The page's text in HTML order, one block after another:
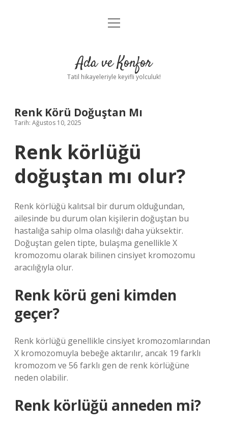
Anasayfa
Yasal Uyarı
menüyü
Ada ve Konfor
Tatil hikayeleriyle keyifli yolculuk!
Renk Körü Doğuştan Mı
Tarih: Ağustos 10, 2025
Renk körlüğü
doğuştan mı olur?
Renk körlüğü kalıtsal bir durum olduğundan,
ailesinde bu durum olan kişilerin doğuştan bu
hastalığa sahip olma olasılığı daha yüksektir.
Doğuştan gelen tipte, bulaşma genellikle X
kromozomu olarak bilinen cinsiyet kromozomu
aracılığıyla olur.
Renk körü geni kimden
geçer?
Renk körlüğü genellikle cinsiyet kromozomlarından
X kromozomuyla bebeğe aktarılır, ancak 19 farklı
kromozom ve 56 farklı gen de renk körlüğüne
neden olabilir.
Renk körlüğü anneden mi?